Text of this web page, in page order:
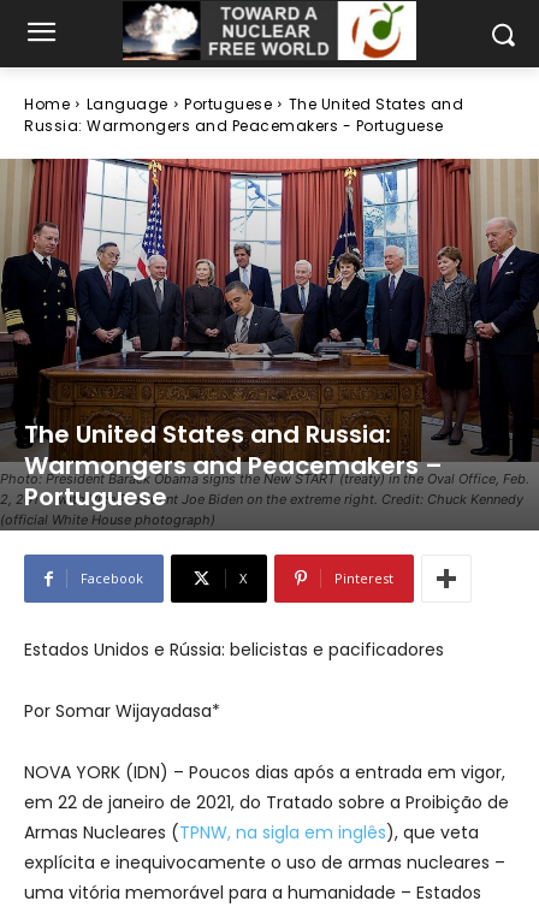
Home Language Portuguese
The United States and
Russia: Warmongers and Peacemakers - Portuguese
Photo: President Barack Obama signs the New START (treaty) in the Oval Office, Feb.
2, 2011 - with Vice President Joe Biden on the extreme right. Credit: Chuck Kennedy
(official White House photograph)
The United States and Russia:
Warmongers and Peacemakers –
Portuguese
Facebook X Pinterest
Estados Unidos e Rússia: belicistas e pacificadores
Por Somar Wijayadasa*
NOVA YORK (IDN) – Poucos dias após a entrada em vigor,
em 22 de janeiro de 2021, do Tratado sobre a Proibição de
Armas Nucleares (TPNW, na sigla em inglês), que veta
explícita e inequivocamente o uso de armas nucleares –
uma vitória memorável para a humanidade – Estados